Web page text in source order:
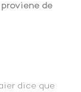
de
dice que